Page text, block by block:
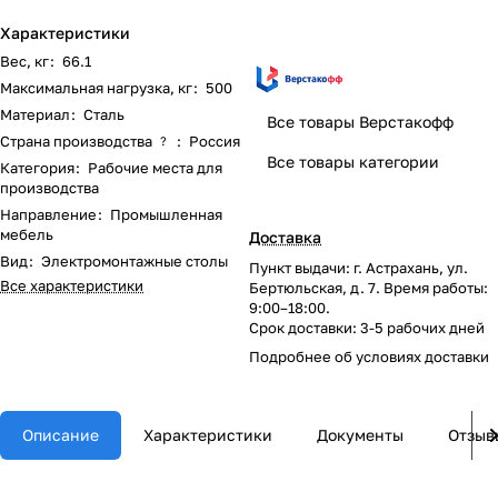
Характеристики
Вес, кг: 66.1
Максимальная нагрузка, кг: 500
Материал: Сталь
Страна производства ? : Россия
Категория: Рабочие места для
производства
Направление: Промышленная
мебель
Вид: Электромонтажные столы
Все характеристики
Все товары Верстакофф
Все товары категории
Доставка
Пункт выдачи: г. Астрахань, ул.
Бертюльская, д. 7. Время работы:
9:00–18:00.
Срок доставки: 3-5 рабочих дней
Подробнее обусловиях доставки
Описание Характеристики Документы